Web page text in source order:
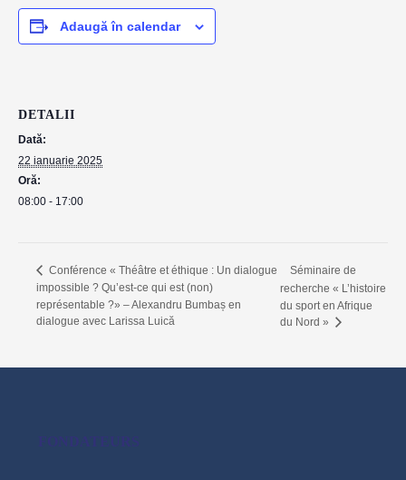
Adaugă în calendar
DETALII
Dată:
22 ianuarie 2025
Oră:
08:00 - 17:00
Conférence « Théâtre et éthique : Un dialogue
impossible ? Qu’est-ce qui est (non)
représentable ?» – Alexandru Bumbaș en
dialogue avec Larissa Luică
Séminaire de
recherche « L’histoire
du sport en Afrique
du Nord »